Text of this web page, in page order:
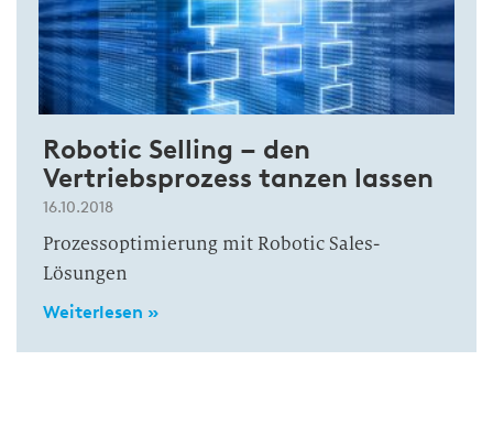
Robotic Selling – den
Vertriebsprozess tanzen lassen
16.10.2018
Prozessoptimierung mit Robotic Sales-
Lösungen
Weiterlesen »